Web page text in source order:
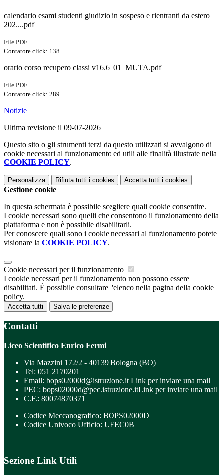
calendario esami studenti giudizio in sospeso e rientranti da estero
202....pdf
File PDF
Contatore click: 138
orario corso recupero classi v16.6_01_MUTA.pdf
File PDF
Contatore click: 289
Notizie
Ultima revisione il 09-07-2026
Questo sito o gli strumenti terzi da questo utilizzati si avvalgono di
cookie necessari al funzionamento ed utili alle finalità illustrate nella
COOKIE POLICY.
Personalizza Rifiuta tutti i cookies Accetta tutti i cookies
Gestione cookie
In questa schermata è possibile scegliere quali cookie consentire.
I cookie necessari sono quelli che consentono il funzionamento della
piattaforma e non è possibile disabilitarli.
Per conoscere quali sono i cookie necessari al funzionamento potete
visionare la COOKIE POLICY.
Cookie necessari per il funzionamento
I cookie necessari per il funzionamento non possono essere
disabilitati. È possibile consultare l'elenco nella pagina della cookie
policy.
Accetta tutti Salva le preferenze
Contatti
Liceo Scientifico Enrico Fermi
Via Mazzini 172/2 - 40139 Bologna (BO)
Tel: 051 2170201
Email: bops02000d@istruzione.it Link per inviare una mail
PEC: bops02000d@pec.istruzione.itLink per inviare una mail
C.F.: 80074870371
Codice Meccanografico: BOPS02000D
Codice Univoco Ufficio: UFEC0B
Sezione Link Utili